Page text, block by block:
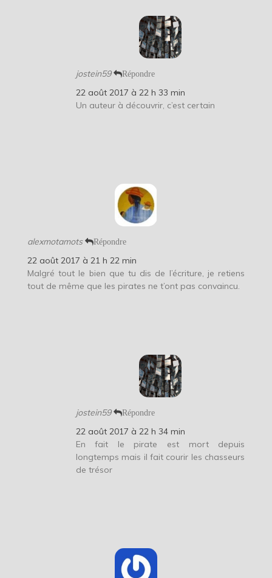
jostein59 Répondre
22 août 2017 à 22 h 33 min
Un auteur à découvrir, c’est certain
alexmotamots Répondre
22 août 2017 à 21 h 22 min
Malgré tout le bien que tu dis de l’écriture, je retiens
tout de même que les pirates ne t’ont pas convaincu.
jostein59 Répondre
22 août 2017 à 22 h 34 min
En fait le pirate est mort depuis
longtemps mais il fait courir les chasseurs
de trésor